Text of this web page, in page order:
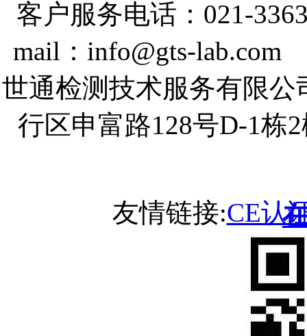
客户服务电话：021-
mail：info@gts-
世通检测技术服务有限
行区申富路128号D-1
友情链接:CE认